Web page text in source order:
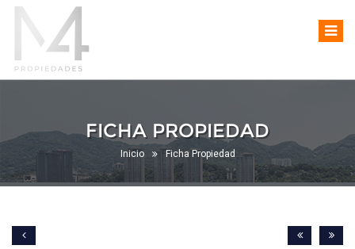
FICHA PROPIEDAD
Inicio Ficha Propiedad